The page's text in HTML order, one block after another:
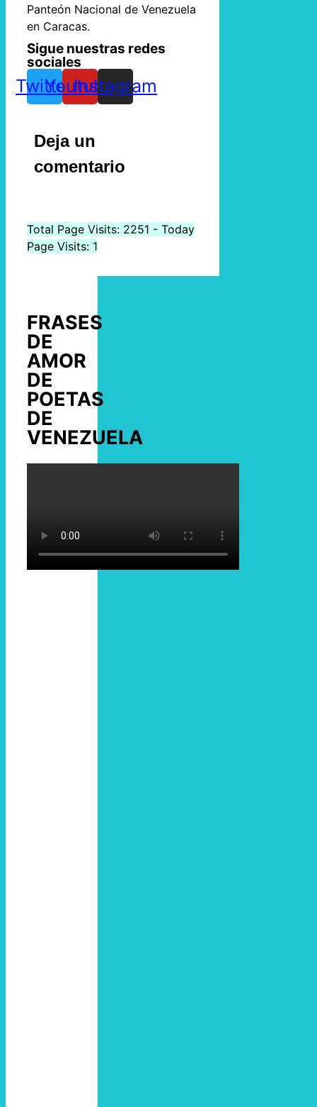
Panteón Nacional de Venezuela
en Caracas.
Sigue nuestras redes
sociales
TwitterYoutube
Instagram
Deja un
comentario
Total Page Visits: 2251 - Today
Page Visits: 1
FRASES
DE
AMOR
DE
POETAS
DE
VENEZUELA